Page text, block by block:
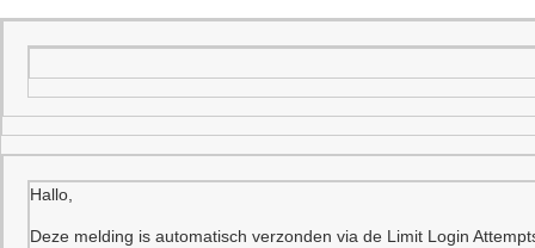
Hallo,
Deze melding is automatisch verzonden via de Limit Login